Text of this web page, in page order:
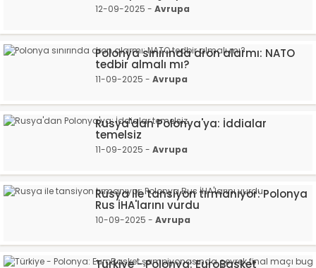
12-09-2025 - Avrupa
Polonya sınırında dron alarmı: NATO
tedbir almalı mı?
11-09-2025 - Avrupa
Rusya'dan Polonya'ya: İddialar
temelsiz
11-09-2025 - Avrupa
Rusya ile tansiyon tırmanıyor: Polonya
Rus İHA'larını vurdu
10-09-2025 - Avrupa
Türkiye - Polonya: EuroBasket